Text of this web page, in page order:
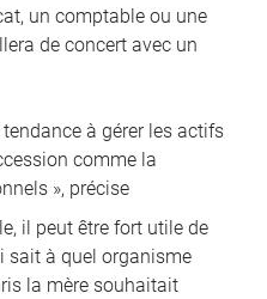
un comptable ou une
de concert avec un
à gérer les actifs
comme la
», précise
il peut être fort utile de
sait à quel organisme
la mère souhaitait